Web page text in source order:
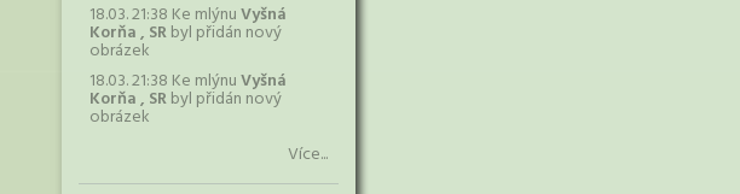
18.03. 21:38 Ke mlýnuVyšná
Korňa , SRbyl přidán nový
obrázek
18.03. 21:38 Ke mlýnuVyšná
Korňa , SRbyl přidán nový
obrázek
Více...